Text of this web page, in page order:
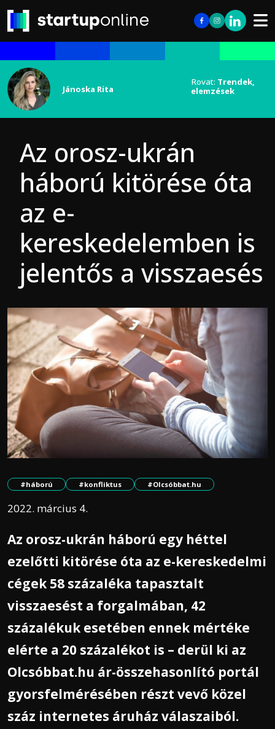
Jánoska Rita
Rovat: Trendek,
elemzések
Az orosz-ukrán
háború kitörése óta
az e-
kereskedelemben is
jelentős a visszaesés
#háború #konfliktus #Olcsóbbat.hu
2022. március 4.
Az orosz-ukrán háború egy héttel
ezelőtti kitörése óta az e-kereskedelmi
cégek 58 százaléka tapasztalt
visszaesést a forgalmában, 42
százalékuk esetében ennek mértéke
elérte a 20 százalékot is – derül ki az
Olcsóbbat.hu ár-összehasonlító portál
gyorsfelmérésében részt vevő közel
száz internetes áruház válaszaiból.